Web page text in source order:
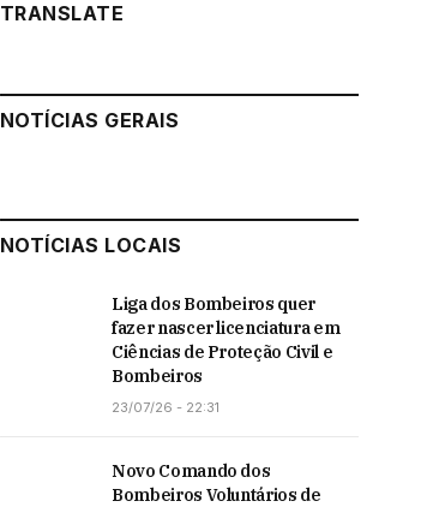
TRANSLATE
NOTÍCIAS GERAIS
NOTÍCIAS LOCAIS
Liga dos Bombeiros quer
fazer nascer licenciatura em
Ciências de Proteção Civil e
Bombeiros
23/07/26 - 22:31
Novo Comando dos
Bombeiros Voluntários de